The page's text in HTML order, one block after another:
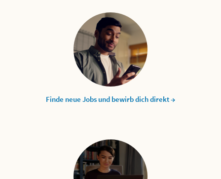
Finde neue Jobs und bewirb dich direkt →